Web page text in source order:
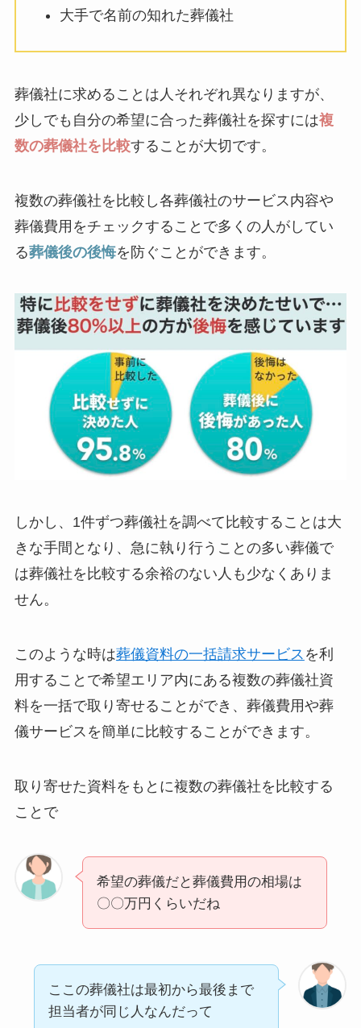
大手で名前の知れた葬儀社
葬儀社に求めることは人それぞれ異なりますが、
少しでも自分の希望に合った葬儀社を探すには複
数の葬儀社を比較することが大切です。
複数の葬儀社を比較し各葬儀社のサービス内容や
葬儀費用をチェックすることで多くの人がしてい
る葬儀後の後悔を防ぐことができます。
しかし、1件ずつ葬儀社を調べて比較することは大
きな手間となり、急に執り行うことの多い葬儀で
は葬儀社を比較する余裕のない人も少なくありま
せん。
このような時は葬儀資料の一括請求サービス を利
用することで希望エリア内にある複数の葬儀社資
料を一括で取り寄せることができ、葬儀費用や葬
儀サービスを簡単に比較することができます。
取り寄せた資料をもとに複数の葬儀社を比較する
ことで
希望の葬儀だと葬儀費用の相場は
〇〇万円くらいだね
ここの葬儀社は最初から最後まで
担当者が同じ人なんだって